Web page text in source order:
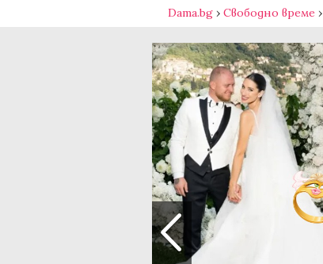
Dama.bg › Свободно време ›